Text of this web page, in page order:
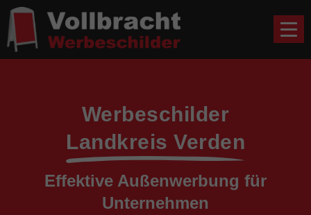
Werbeschilder
Landkreis Verden
Effektive Außenwerbung für
Unternehmen